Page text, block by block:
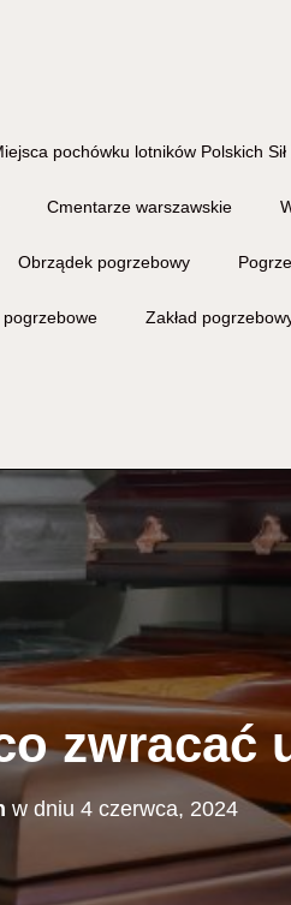
pochówku lotników Polskich
Cmentarze warszawskie
Obrządek pogrzebowy
Zakład
zwracać
w dniu 4 czerwca, 2024